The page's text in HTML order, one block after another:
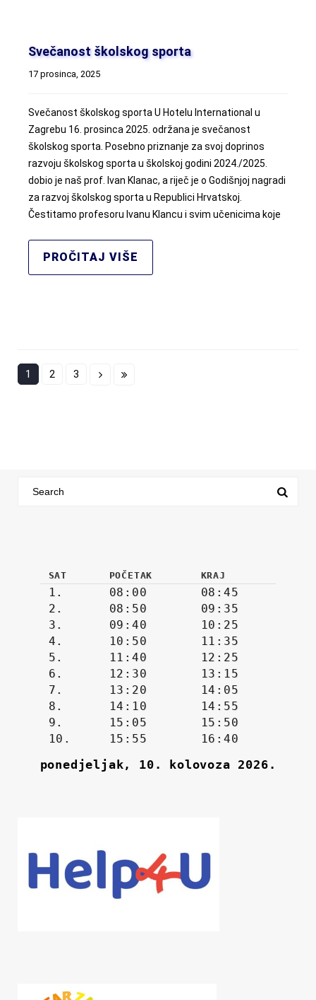
Svečanost školskog sporta
17 prosinca, 2025
Svečanost školskog sporta U Hotelu International u
Zagrebu 16. prosinca 2025. održana je svečanost
školskog sporta. Posebno priznanje za svoj doprinos
razvoju školskog sporta u školskoj godini 2024./2025.
dobio je naš prof. Ivan Klanac, a riječ je o Godišnjoj nagradi
za razvoj školskog sporta u Republici Hrvatskoj.
Čestitamo profesoru Ivanu Klancu i svim učenicima koje
PROČITAJ VIŠE
1 2 3